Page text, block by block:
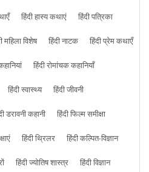
हिंदी हास्य कथाएं
हिंदी पत्रिका
महिला विशेष हिंदी नाटक
हिंदी प्रेम कथाएँ
हिंदी रोमांचक कहानियाँ
हिंदी स्वास्थ्य
हिंदी जीवनी
डरावनी कहानी
हिंदी फिल्म समीक्षा
हिंदी थ्रिलर
हिंदी कल्पित-विज्ञान
हिंदी ज्योतिष शास्त्र
हिंदी विज्ञान